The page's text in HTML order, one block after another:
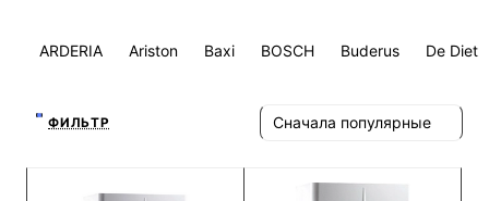
ARDERIA Ariston Baxi BOSCH Buderus De
ФИЛЬТР Сначала популярные